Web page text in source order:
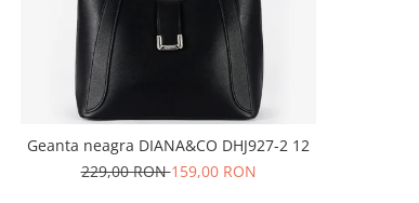
Geanta neagra DIANA&CO DHJ927-2 12
229,00 RON159,00 RON